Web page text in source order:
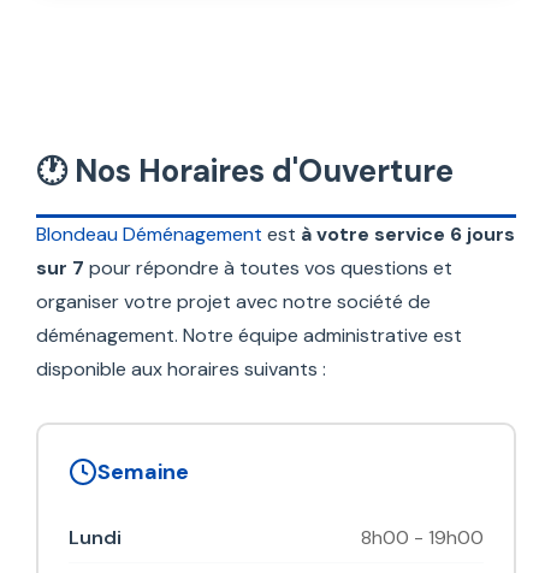
🕐 Nos Horaires d'Ouverture
Blondeau Déménagement est à votre service 6 jours
sur 7 pour répondre à toutes vos questions et
organiser votre projet avec notre société de
déménagement. Notre équipe administrative est
disponible aux horaires suivants :
Semaine
Lundi
8h00 - 19h00